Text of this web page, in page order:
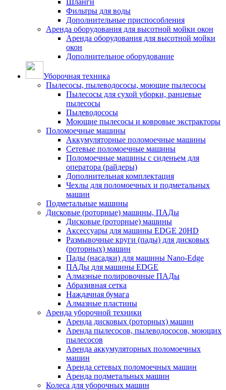
Шланги
Фильтры для воды
Дополнительные приспособления
Аренда оборудования для высотной мойки окон
Аренда оборудования для высотной мойки
окон
Дополнительное оборудование
Уборочная техника
Пылесосы, пылеводососы, моющие пылесосы
Пылесосы для сухой уборки, ранцевые
пылесосы
Пылеводососы
Моющие пылесосы и ковровые экстракторы
Поломоечные машины
Аккумуляторные поломоечные машины
Сетевые поломоечные машины
Поломоечные машины с сиденьем для
оператора (райдеры)
Дополнительная комплектация
Чехлы для поломоечных и подметальных
машин
Подметальные машины
Дисковые (роторные) машины, ПАДы
Дисковые (роторные) машины
Аксессуары для машины EDGE 20HD
Размывочные круги (пады) для дисковых
(роторных) машин
Пады (насадки) для машины Nano-Edge
ПАДы для машины EDGE
Алмазные полировочные ПАДы
Абразивная сетка
Наждачная бумага
Алмазные пластины
Аренда уборочной техники
Аренда дисковых (роторных) машин
Аренда пылесосов, пылеводососов, моющих
пылесосов
Аренда аккумуляторных поломоечных
машин
Аренда сетевых поломоечных машин
Аренда подметальных машин
Колеса для уборочных машин